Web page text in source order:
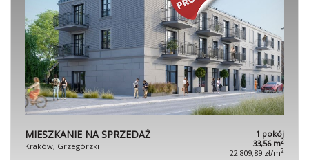
MIESZKANIE NA SPRZEDAŻ
Kraków, Grzegórzki
1 pokój
33,56 m2
22 809,89 zł/m2